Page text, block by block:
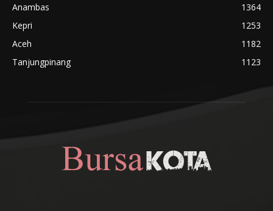
Anambas
1364
Kepri
1253
Aceh
1182
Tanjungpinang
1123